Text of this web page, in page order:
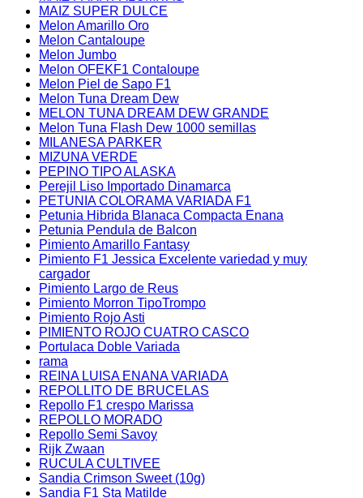
MAIZ SUPER DULCE
Melon Amarillo Oro
Melon Cantaloupe
Melon Jumbo
Melon OFEKF1 Contaloupe
Melon Piel de Sapo F1
Melon Tuna Dream Dew
MELON TUNA DREAM DEW GRANDE
Melon Tuna Flash Dew 1000 semillas
MILANESA PARKER
MIZUNA VERDE
PEPINO TIPO ALASKA
Perejil Liso Importado Dinamarca
PETUNIA COLORAMA VARIADA F1
Petunia Hibrida Blanaca Compacta Enana
Petunia Pendula de Balcon
Pimiento Amarillo Fantasy
Pimiento F1 Jessica Excelente variedad y muy
cargador
Pimiento Largo de Reus
Pimiento Morron TipoTrompo
Pimiento Rojo Asti
PIMIENTO ROJO CUATRO CASCO
Portulaca Doble Variada
rama
REINA LUISA ENANA VARIADA
REPOLLITO DE BRUCELAS
Repollo F1 crespo Marissa
REPOLLO MORADO
Repollo Semi Savoy
Rijk Zwaan
RUCULA CULTIVEE
Sandia Crimson Sweet (10g)
Sandia F1 Sta Matilde